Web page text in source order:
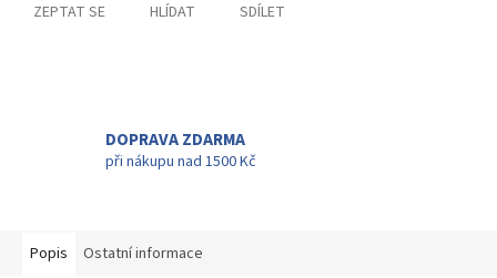
ZEPTAT SE HLÍDAT SDÍLET
DOPRAVA ZDARMA
při nákupu nad 1500 Kč
Popis Ostatní informace